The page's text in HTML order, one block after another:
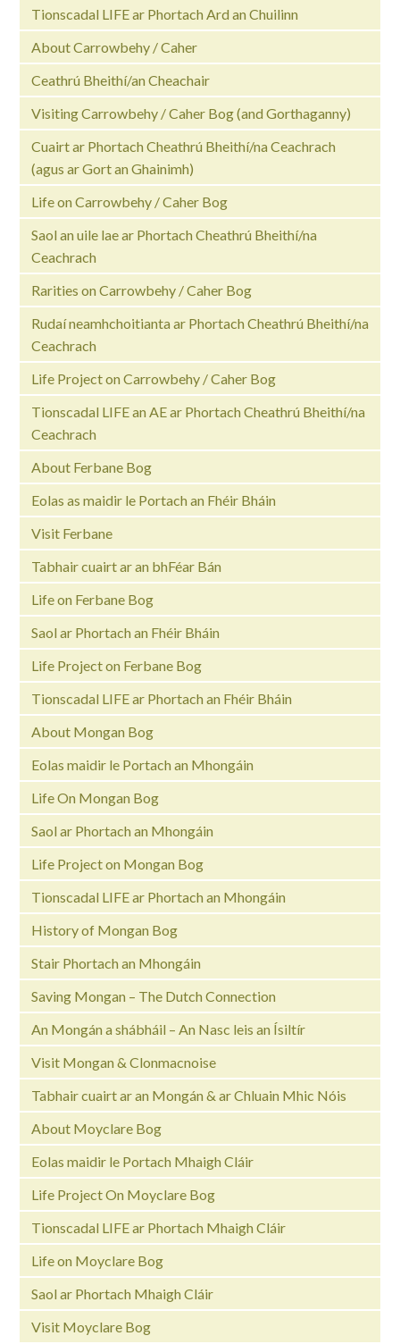
Tionscadal LIFE ar Phortach Ard an Chuilinn
About Carrowbehy / Caher
Ceathrú Bheithí/an Cheachair
Visiting Carrowbehy / Caher Bog (and Gorthaganny)
Cuairt ar Phortach Cheathrú Bheithí/na Ceachrach
(agus ar Gort an Ghainimh)
Life on Carrowbehy / Caher Bog
Saol an uile lae ar Phortach Cheathrú Bheithí/na
Ceachrach
Rarities on Carrowbehy / Caher Bog
Rudaí neamhchoitianta ar Phortach Cheathrú Bheithí/na
Ceachrach
Life Project on Carrowbehy / Caher Bog
Tionscadal LIFE an AE ar Phortach Cheathrú Bheithí/na
Ceachrach
About Ferbane Bog
Eolas as maidir le Portach an Fhéir Bháin
Visit Ferbane
Tabhair cuairt ar an bhFéar Bán
Life on Ferbane Bog
Saol ar Phortach an Fhéir Bháin
Life Project on Ferbane Bog
Tionscadal LIFE ar Phortach an Fhéir Bháin
About Mongan Bog
Eolas maidir le Portach an Mhongáin
Life On Mongan Bog
Saol ar Phortach an Mhongáin
Life Project on Mongan Bog
Tionscadal LIFE ar Phortach an Mhongáin
History of Mongan Bog
Stair Phortach an Mhongáin
Saving Mongan – The Dutch Connection
An Mongán a shábháil – An Nasc leis an Ísiltír
Visit Mongan & Clonmacnoise
Tabhair cuairt ar an Mongán & ar Chluain Mhic Nóis
About Moyclare Bog
Eolas maidir le Portach Mhaigh Cláir
Life Project On Moyclare Bog
Tionscadal LIFE ar Phortach Mhaigh Cláir
Life on Moyclare Bog
Saol ar Phortach Mhaigh Cláir
Visit Moyclare Bog